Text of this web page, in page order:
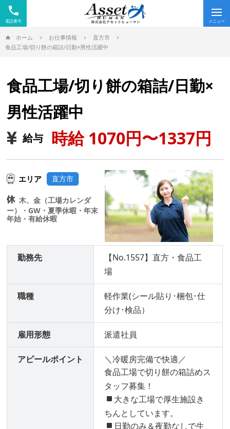
phone
ホーム お仕事情報
直方市
食品工場/切り餅の箱詰/日勤×男性活躍中
食品工場/切り餅の箱詰/日勤×
男性活躍中
給与 時給 1070円〜1337円
エリア 直方市
木、金（工場カレンダ
ー）・GW・夏季休暇・年末
年始・有給休暇
勤務先
【No.1557】直方・食品工
場
職種
軽作業(シール貼り･梱包･仕
分け･検品）
雇用形態 派遣社員
アピールポイント
＼冷暖房完備で快適／
食品工場で切り餅の箱詰めス
タッフ募集！
大きな工場で厚生施設き
ちんとしています。
日勤のみ＆夜勤なしで生